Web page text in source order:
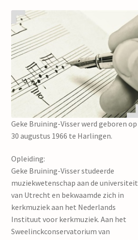
events
contact
mijn account
Geke Bruining-Visser werd geboren op
30 augustus 1966 te Harlingen.
Opleiding:
Geke Bruining-Visser studeerde
muziekwetenschap aan de universiteit
van Utrecht en bekwaamde zich in
kerkmuziek aan het Nederlands
Instituut voor kerkmuziek. Aan het
Sweelinckconservatorium van